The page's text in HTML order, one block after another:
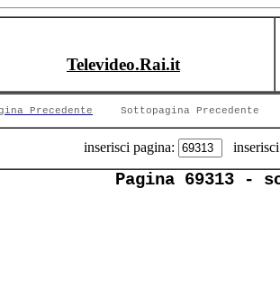
Televideo.Rai.it
Precedente Sottopagina Precedente
inserisci pagina:
Pagina 69313 -